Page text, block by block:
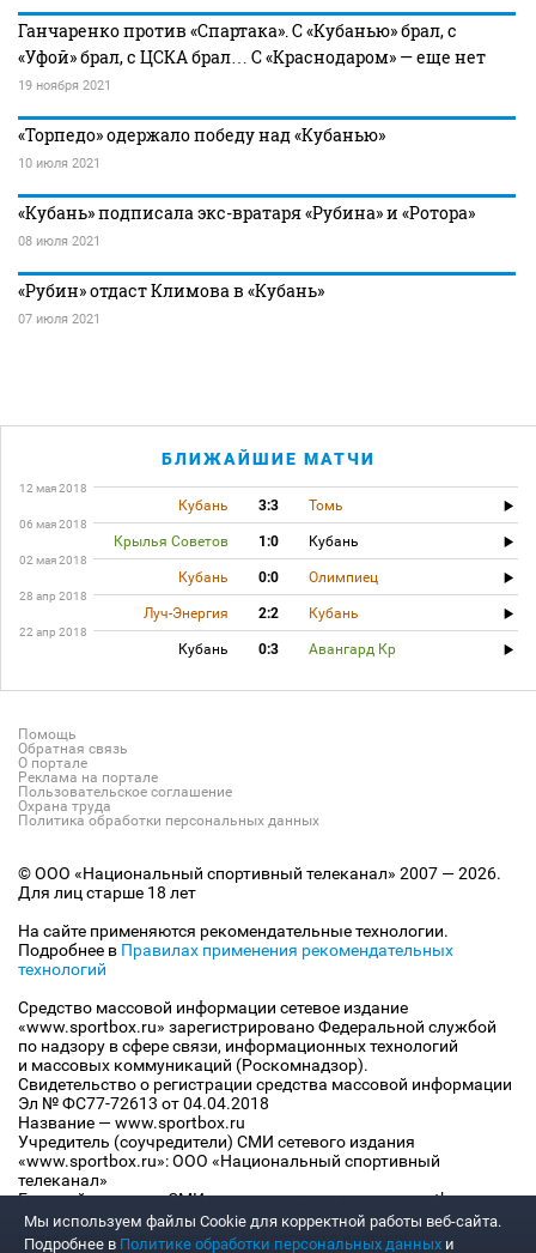
Ганчаренко против «Спартака». С «Кубанью» брал, с
«Уфой» брал, с ЦСКА брал… С «Краснодаром» — еще нет
19 ноября 2021
«Торпедо» одержало победу над «Кубанью»
10 июля 2021
«Кубань» подписала экс-вратаря «Рубина» и «Ротора»
08 июля 2021
«Рубин» отдаст Климова в «Кубань»
07 июля 2021
БЛИЖАЙШИЕ МАТЧИ
12 мая 2018
Кубань 3:3 Томь
06 мая 2018
Крылья Советов 1:0 Кубань
02 мая 2018
Кубань 0:0 Олимпиец
28 апр 2018
Луч-Энергия 2:2 Кубань
22 апр 2018
Кубань 0:3 Авангард Кр
Помощь
Обратная связь
О портале
Реклама на портале
Пользовательское соглашение
Охрана труда
Политика обработки персональных данных
© ООО «Национальный спортивный телеканал» 2007 — 2026.
Для лиц старше 18 лет
На сайте применяются рекомендательные технологии.
Подробнее в Правилах применения рекомендательных
технологий
Средство массовой информации сетевое издание
«www.sportbox.ru» зарегистрировано Федеральной службой
по надзору в сфере связи, информационных технологий
и массовых коммуникаций (Роскомнадзор).
Свидетельство о регистрации средства массовой информации
Эл № ФС77-72613 от 04.04.2018
Название — www.sportbox.ru
Учредитель (соучредители) СМИ сетевого издания
«www.sportbox.ru»: ООО «Национальный спортивный
телеканал»
Главный редактор СМИ сетевого издания «www.sportbox.ru»:
Конов В.А.
Номер телефона редакции СМИ сетевого издания
Мы используем файлы Сookie для корректной работы веб-сайта.
Подробнее в Политике обработки персональных данных и